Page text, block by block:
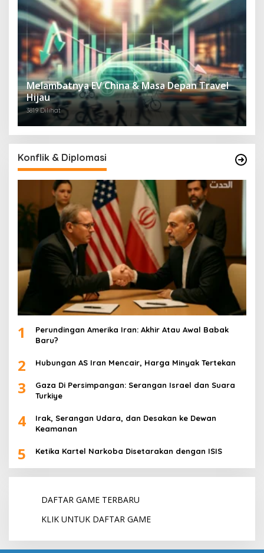
Melambatnya EV China & Masa Depan Travel
Hijau
3819 Dilihat
Konflik & Diplomasi
1
Perundingan Amerika Iran: Akhir Atau Awal Babak
Baru?
2 Hubungan AS Iran Mencair, Harga Minyak Tertekan
3
Gaza Di Persimpangan: Serangan Israel dan Suara
Turkiye
4
Irak, Serangan Udara, dan Desakan ke Dewan
Keamanan
5 Ketika Kartel Narkoba Disetarakan dengan ISIS
DAFTAR GAME TERBARU
KLIK UNTUK DAFTAR GAME